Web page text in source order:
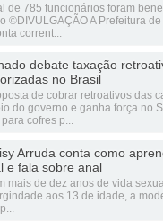
de 785 funcionários foram
©DIVULGAÇÃO A Prefeitura
corrent...
debate taxação
no Brasil
de cobrar retroativos das
do governo e ganha força no
cofres p...
Arruda conta como
e fala sobre anal
mais de dez anos de vida
aos 13 de idade, a